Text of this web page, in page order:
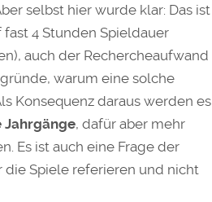
selbst hier wurde klar: Das ist
4 Stunden Spieldauer
auch der Rechercheaufwand
warum eine solche
Konsequenz daraus werden es
Jahrgänge, dafür aber mehr
Es ist auch eine Frage der
Spiele referieren und nicht